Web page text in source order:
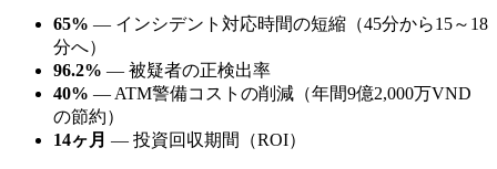
65% — インシデント対応時間の短縮（45分から15～18
分へ）
96.2% — 被疑者の正検出率
40% — ATM警備コストの削減（年間9億2,000万VND
の節約）
14ヶ月 — 投資回収期間（ROI）